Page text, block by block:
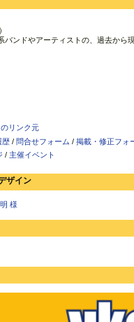
バンドやアーティストの、過去から
リンク元
歴 / 問合せフォーム / 掲載・修正フォ
/ 主催イベント
ザイン
様